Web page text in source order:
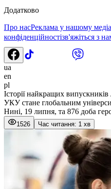
Додатково
Про насРеклама у нашому медіа
конфіденційностізв'яжіться з
ua
en
pl
Історії найкращих
УКУ стане глобальним
Нині, 19 липня, та 876 доба
1526 Час читання: 1 хв